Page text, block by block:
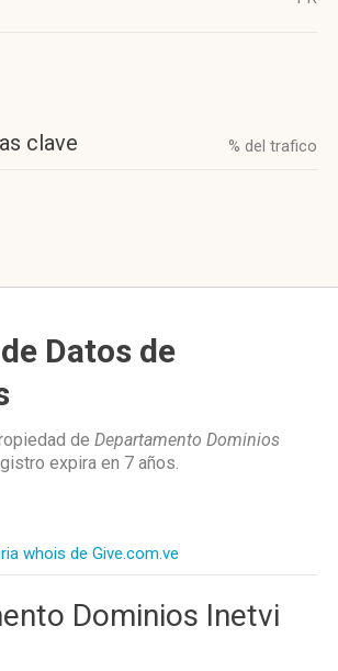
clave % del trafico
Datos de
de Departamento Dominios
expira en 7 años.
whois de Give.com.ve
Dominios Inetvi